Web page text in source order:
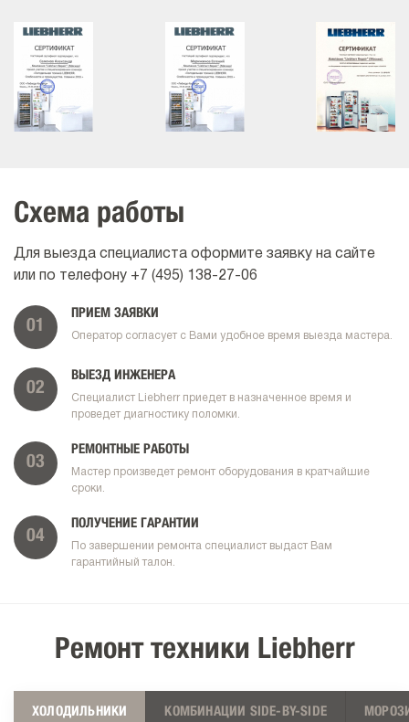
Схема работы
Для выезда специалиста оформите заявку на сайте
или по телефону +7 (495) 138-27-06
01
ПРИЕМ ЗАЯВКИ
Оператор согласует с Вами удобное время выезда мастера.
02
ВЫЕЗД ИНЖЕНЕРА
Специалист Liebherr приедет в назначенное время и
проведет диагностику поломки.
03
РЕМОНТНЫЕ РАБОТЫ
Мастер произведет ремонт оборудования в кратчайшие
сроки.
04
ПОЛУЧЕНИЕ ГАРАНТИИ
По завершении ремонта специалист выдаст Вам
гарантийный талон.
Ремонт техники Liebherr
ХОЛОДИЛЬНИКИ КОМБИНАЦИИ SIDE-BY-SIDE